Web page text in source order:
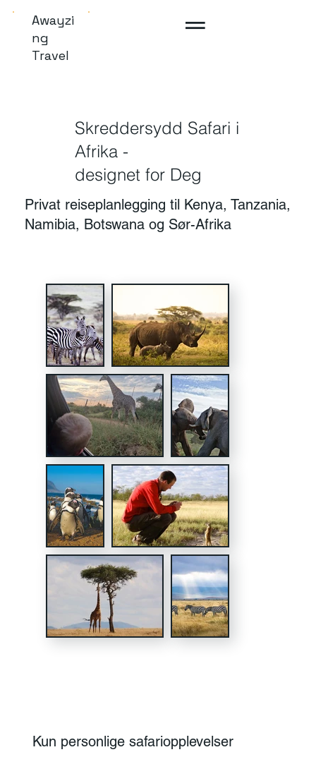
Awayzi
ng
Travel
Skreddersydd Safari i
Afrika -
designet for Deg
Privat reiseplanlegging til Kenya, Tanzania,
Namibia, Botswana og Sør-Afrika
Kun personlige safariopplevelser